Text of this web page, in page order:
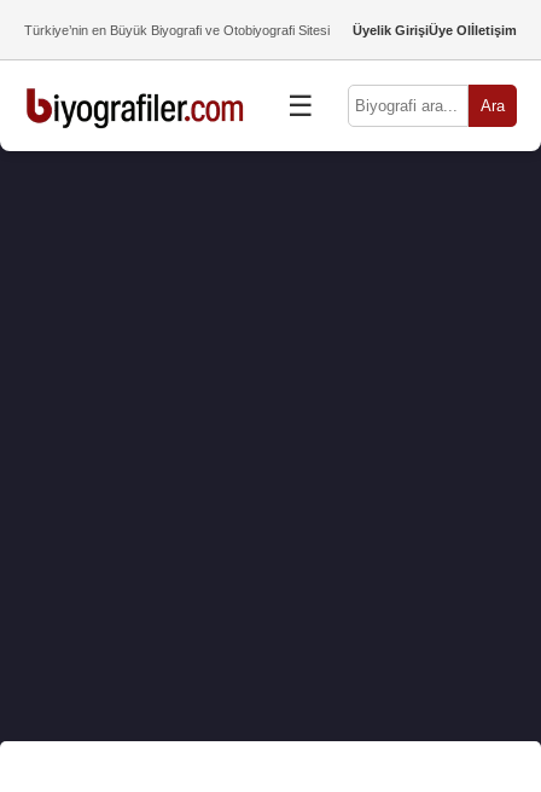
Türkiye’nin en Büyük Biyografi ve Otobiyografi Sitesi Üyelik GirişiÜye Olİletişim
☰ Ara